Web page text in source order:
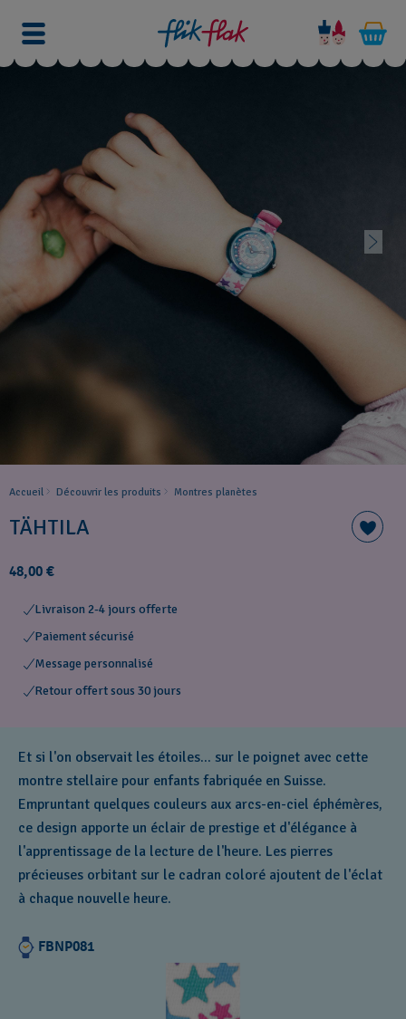
Accueil Découvrir les produits Montres planètes
TÄHTILA
48,00 €
Livraison 2-4 jours offerte
Paiement sécurisé
Message personnalisé
Retour offert sous 30 jours
Et si l'on observait les étoiles... sur le poignet avec cette
montre stellaire pour enfants fabriquée en Suisse.
Empruntant quelques couleurs aux arcs-en-ciel éphémères,
ce design apporte un éclair de prestige et d'élégance à
l'apprentissage de la lecture de l'heure. Les pierres
précieuses orbitant sur le cadran coloré ajoutent de l'éclat
à chaque nouvelle heure.
FBNP081